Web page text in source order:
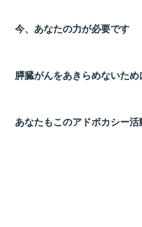
今、あなたの力が必要です
膵臓がんをあきらめないため
あなたもこのアドボカシー